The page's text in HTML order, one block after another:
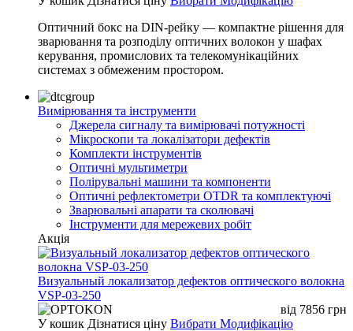
Оптичний бокс на DIN-рейку — компактне рішення для
зварювання та розподілу оптичних волокон у шафах
керування, промислових та телекомунікаційних
системах з обмеженим простором.
Вимірювання та інструменти
Джерела сигналу та вимірювачі потужності
Мікроскопи та локалізатори дефектів
Комплекти інструментів
Оптичні мультиметри
Полірувальні машини та компоненти
Оптичні рефлектометри OTDR та комплектуючі
Зварювальні апарати та сколювачі
Інструменти для мережевих робіт
Акція
Визуальный локализатор дефектов оптического волокна
VSP-03-250
від 7856 грн
У кошик Дізнатися ціну Вибрати Модифікацію